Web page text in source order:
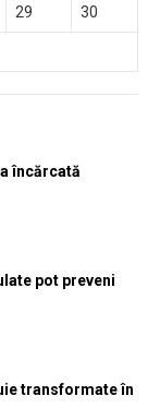
29 30
încărcată
pot preveni
transformate în